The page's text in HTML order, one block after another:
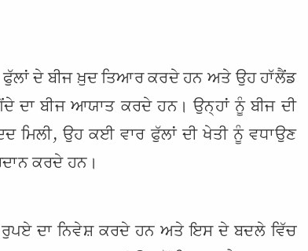
ਫੁੱਲਾਂ ਦੇ ਬੀਜ ਖ਼ੁਦ ਤਿਆਰ ਕਰਦੇ ਹਨ ਅਤੇ ਉਹ ਹਾੱਲੈਂਡ
ਦਾ ਬੀਜ ਆਯਾਤ ਕਰਦੇ ਹਨ। ਉਨ੍ਹਾਂ ਨੂੰ ਬੀਜ ਦੀ
ਮਿਲੀ, ਉਹ ਕਈ ਵਾਰ ਫੁੱਲਾਂ ਦੀ ਖੇਤੀ ਨੂੰ ਵਧਾਉਣ
ਕਰਦੇ ਹਨ।
ਦਾ ਨਿਵੇਸ਼ ਕਰਦੇ ਹਨ ਅਤੇ ਇਸ ਦੇ ਬਦਲੇ ਵਿੱਚ